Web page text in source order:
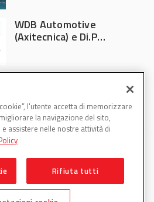
WDB Automotive
(Axitecnica) e Di.Pa.
di DBInformation Spa P.IVA
l'utente accetta di memorizzare
la navigazione del sito,
assistere nelle nostre attività di
Rifiuta tutti